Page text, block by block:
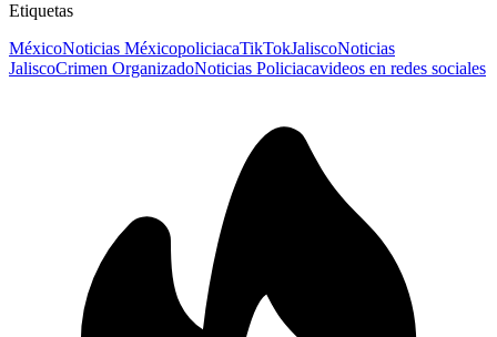
Etiquetas
MéxicoNoticias MéxicopoliciacaTikTokJaliscoNoticias
JaliscoCrimen OrganizadoNoticias Policiacavideos en redes sociales